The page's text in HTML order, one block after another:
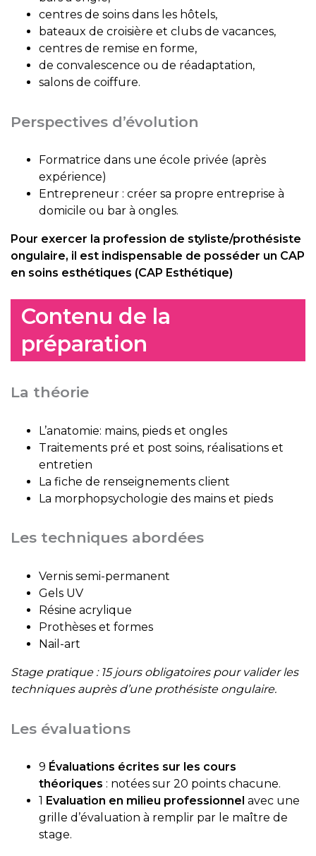
centres de soins dans les hôtels,
bateaux de croisière et clubs de vacances,
centres de remise en forme,
de convalescence ou de réadaptation,
salons de coiffure.
Perspectives d’évolution
Formatrice dans une école privée (après
expérience)
Entrepreneur : créer sa propre entreprise à
domicile ou bar à ongles.
Pour exercer la profession de styliste/prothésiste
ongulaire, il est indispensable de posséder un CAP
en soins esthétiques (CAP Esthétique)
Contenu de la
préparation
La théorie
L’anatomie: mains, pieds et ongles
Traitements pré et post soins, réalisations et
entretien
La fiche de renseignements client
La morphopsychologie des mains et pieds
Les techniques abordées
Vernis semi-permanent
Gels UV
Résine acrylique
Prothèses et formes
Nail-art
Stage pratique : 15 jours obligatoires pour valider les
techniques auprès d’une prothésiste ongulaire.
Les évaluations
9 Évaluations écrites sur les cours
théoriques : notées sur 20 points chacune.
1 Evaluation en milieu professionnel avec une
grille d’évaluation à remplir par le maître de
stage.